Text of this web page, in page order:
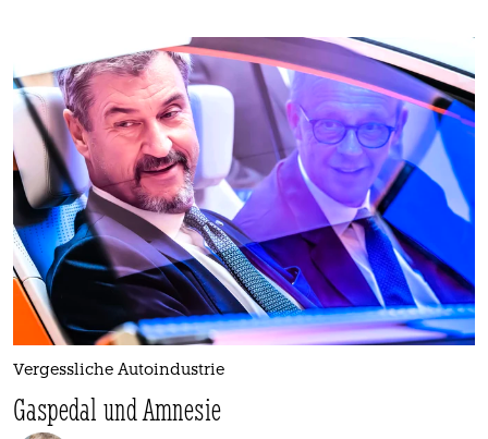
Vergessliche Autoindustrie
Gaspedal und Amnesie